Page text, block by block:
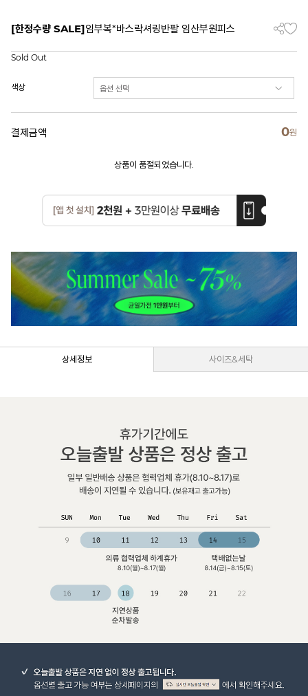
[한정수량 SALE]임부복*바스락셔링반팔 임산부원피스
Sold Out
색상
결제금액 0원
상품이 품절되었습니다.
상세정보 사이즈&세탁